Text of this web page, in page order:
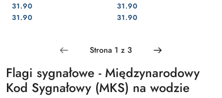
Cena:
31.90
Cena:
31.90 Cena:
31.90
Cena:
31.90
Flagi sygnałowe - Międzynarodowy
Kod Sygnałowy (MKS) na wodzie